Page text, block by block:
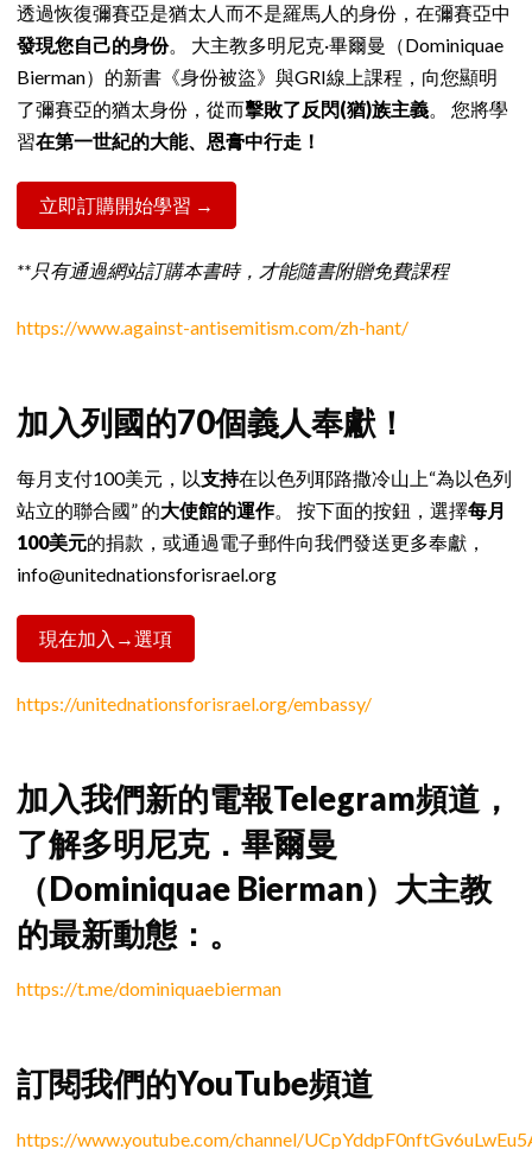
透過恢復彌賽亞是猶太人而不是羅馬人的身份，在彌賽亞中
發現您自己的身份。 大主教多明尼克·畢爾曼（Dominiquae
Bierman）的新書《身份被盜》與GRI線上課程，向您顯明
了彌賽亞的猶太身份，從而擊敗了反閃(猶)族主義。 您將學
習在第一世紀的大能、恩膏中行走！
立即訂購開始學習 →
**只有通過網站訂購本書時，才能隨書附贈免費課程
https://www.against-antisemitism.com/zh-hant/
加入列國的70個義人奉獻！
每月支付100美元，以支持在以色列耶路撒冷山上“為以色列
站立的聯合國” 的大使館的運作。 按下面的按鈕，選擇每月
100美元的捐款，或通過電子郵件向我們發送更多奉獻，
info@unitednationsforisrael.org
現在加入→選項
https://unitednationsforisrael.org/embassy/
加入我們新的電報Telegram頻道，
了解多明尼克．畢爾曼
（Dominiquae Bierman）大主教
的最新動態：。
https://t.me/dominiquaebierman
訂閱我們的YouTube頻道
https://www.youtube.com/channel/